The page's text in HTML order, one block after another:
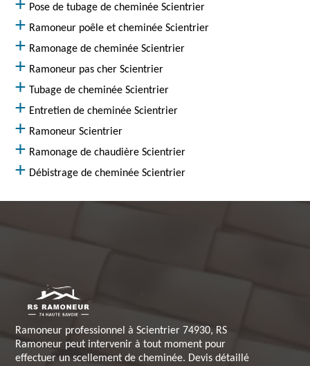
Pose de tubage de cheminée Scientrier
Ramoneur poêle et cheminée Scientrier
Ramonage de cheminée Scientrier
Ramoneur pas cher Scientrier
Tubage de cheminée Scientrier
Entretien de cheminée Scientrier
Ramoneur Scientrier
Ramonage de chaudière Scientrier
Débistrage de cheminée Scientrier
Ramoneur professionnel à Scientrier 74930, RS
Ramoneur peut intervenir à tout moment pour
effectuer un scellement de cheminée. Devis détaillé